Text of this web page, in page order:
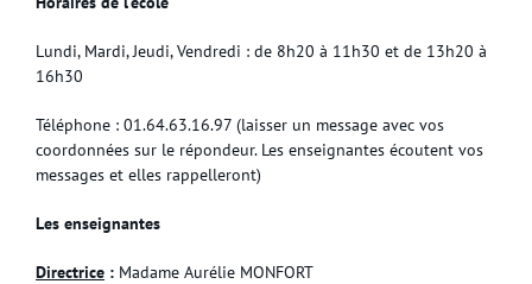
Lundi, Mardi, Jeudi, Vendredi : de 8h20 à 11h30 et de 13h20 à
16h30
Téléphone : 01.64.63.16.97 (laisser un message avec vos
coordonnées sur le répondeur. Les enseignantes écoutent vos
messages et elles rappelleront)
Les enseignantes
Directrice : Madame Aurélie MONFORT